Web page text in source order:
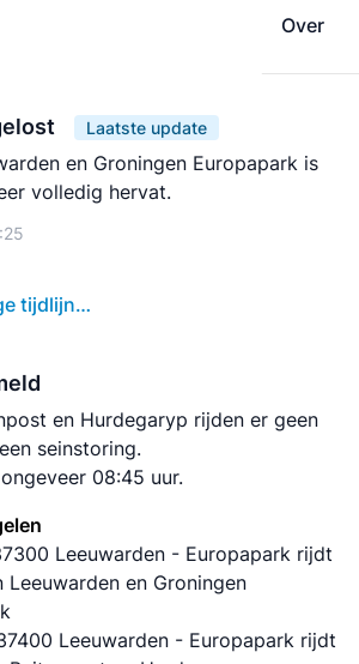
Over
Laatste update
en Groningen Europapark is
volledig hervat.
tijdlijn…
en Hurdegaryp rijden er geen
seinstoring.
08:45 uur.
Leeuwarden - Europapark rijdt
Leeuwarden en Groningen
Leeuwarden - Europapark rijdt